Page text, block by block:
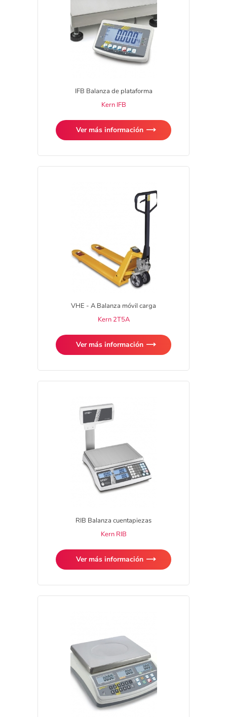
IFB Balanza de plataforma
Kern IFB
Ver más información
VHE - A Balanza móvil carga
Kern 2T5A
Ver más información
RIB Balanza cuentapiezas
Kern RIB
Ver más información